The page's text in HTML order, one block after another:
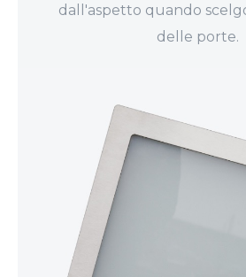
dall'aspetto quando
delle porte.